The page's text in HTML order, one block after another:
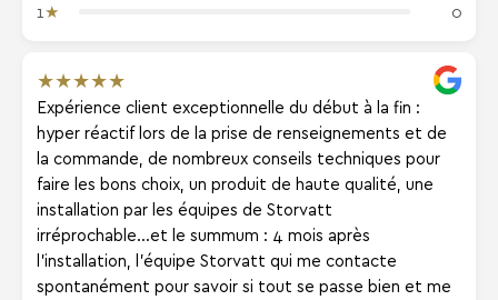
1 ★ 0
★★★★★
Expérience client exceptionnelle du début à la fin :
hyper réactif lors de la prise de renseignements et de
la commande, de nombreux conseils techniques pour
faire les bons choix, un produit de haute qualité, une
installation par les équipes de Storvatt
irréprochable...et le summum : 4 mois après
l'installation, l'équipe Storvatt qui me contacte
spontanément pour savoir si tout se passe bien et me